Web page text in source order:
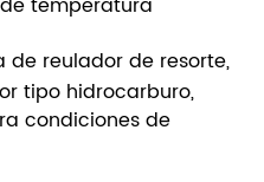
reulador de resorte,
tipo hidrocarburo,
condiciones de